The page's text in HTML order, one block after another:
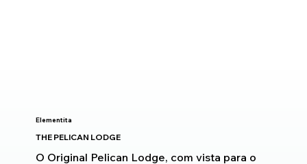
Elementita
THE PELICAN LODGE
O Original Pelican Lodge, com vista para o